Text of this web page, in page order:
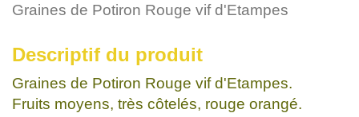
Graines de Potiron Rouge vif d'Etampes
Descriptif du produit
Graines de Potiron Rouge vif d'Etampes.
Fruits moyens, très côtelés, rouge orangé.